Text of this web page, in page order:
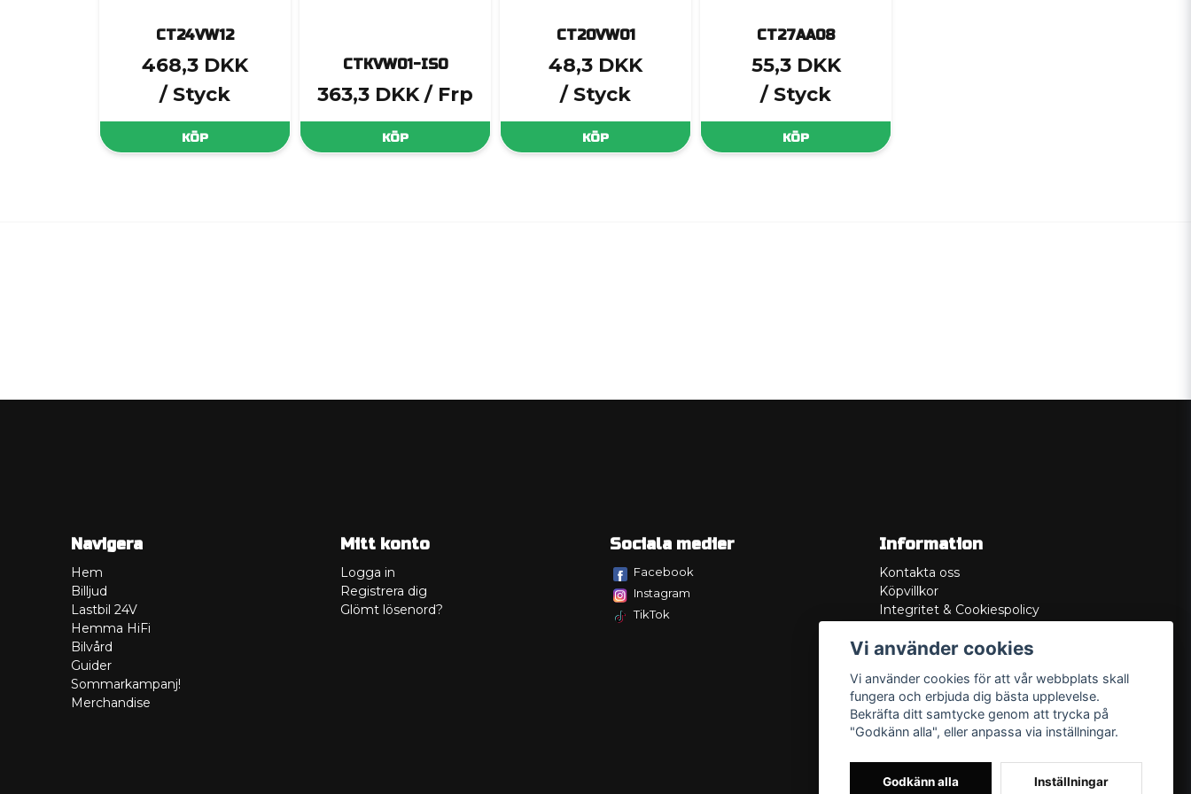
CT24VW12
468,3 DKK
/ Styck
KÖP
CTKVW01-ISO
363,3 DKK / Frp
KÖP
CT20VW01
48,3 DKK
/ Styck
KÖP
CT27AA08
55,3 DKK
/ Styck
KÖP
Navigera
Hem
Billjud
Lastbil 24V
Hemma HiFi
Bilvård
Guider
Sommarkampanj!
Merchandise
Mitt konto
Logga in
Registrera dig
Glömt lösenord?
Sociala medier
Facebook
Instagram
TikTok
Information
Kontakta oss
Köpvillkor
Integritet & Cookiespolicy
Service/Garanti
Lådritning
Om oss
Vi använder cookies
Vi använder cookies för att vår webbplats skall
fungera och erbjuda dig bästa upplevelse.
Bekräfta ditt samtycke genom att trycka på
"Godkänn alla", eller anpassa via inställningar.
Godkänn alla Inställningar